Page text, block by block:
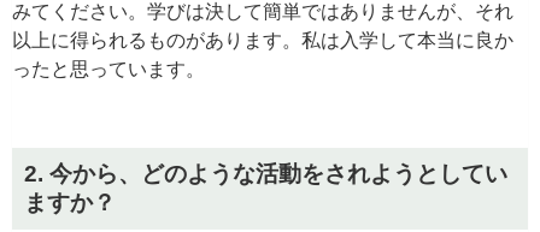
みてください。学びは決して簡単ではありませんが、それ
以上に得られるものがあります。私は入学して本当に良か
ったと思っています。
2. 今から、どのような活動をされようとしてい
ますか？